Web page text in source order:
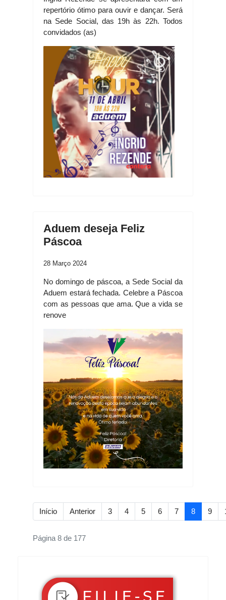
repertório ótimo para ouvir e dançar. Será
na Sede Social, das 19h às 22h. Todos
convidados (as)
Aduem deseja Feliz
Páscoa
28 Março 2024
No domingo de páscoa, a Sede Social da
Aduem estará fechada. Celebre a Páscoa
com as pessoas que ama. Que a vida se
renove
Início Anterior 3 4 5 6 7 8 9
Página 8 de 177